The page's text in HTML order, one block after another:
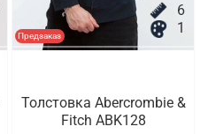
Предзаказ
6
1
Толстовка Abercrombie &
Fitch ABK128